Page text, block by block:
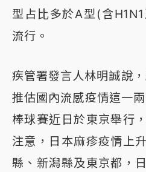
型占比多於A型(含
流行。
疾管署發言人林明誠說
推估國內流感疫情這一
棒球賽近日於東京舉行
注意，日本麻疹疫情上
縣、新潟縣及東京都，